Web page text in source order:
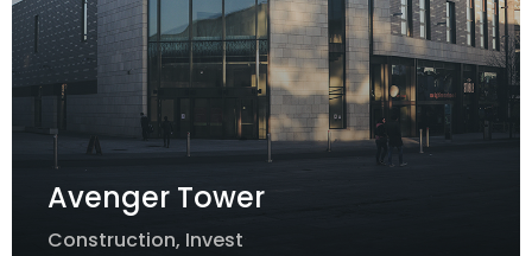
Avenger Tower
Construction, Invest